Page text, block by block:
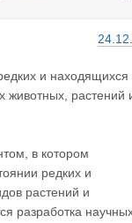
и находящихся
животных, растений
в котором
редких и
растений и
разработка